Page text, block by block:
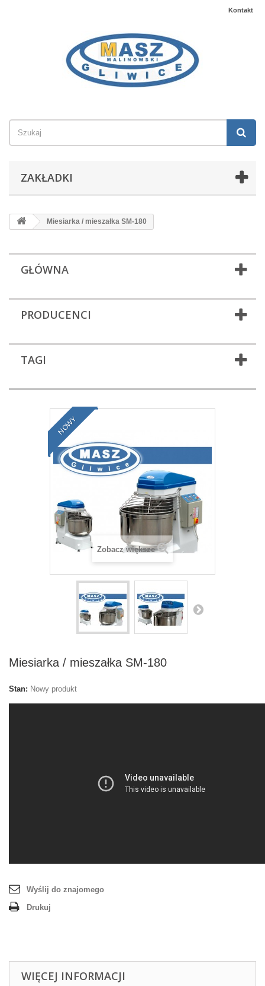
Kontakt
ZAKŁADKI
Miesiarka / mieszałka SM-180
GŁÓWNA
PRODUCENCI
TAGI
NOWY
Zobacz większe
Miesiarka / mieszałka SM-180
Stan: Nowy produkt
Wyślij do znajomego
Drukuj
WIĘCEJ INFORMACJI